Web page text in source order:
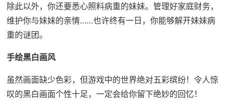
除此以外，你还要悉心照料病重的妹妹。管理好家庭财务，
维护你与妹妹的亲情……也许终有一日，你能够解开妹妹病
重的谜团。
手绘黑白画风
虽然画面缺少色彩，但游戏中的世界绝对五彩缤纷！令人惊
叹的黑白画面个性十足，一定会给你留下绝妙的回忆！